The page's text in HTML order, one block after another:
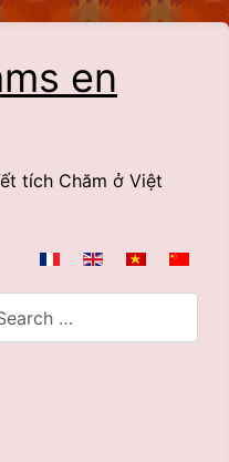
en
tích Chăm ở Việt